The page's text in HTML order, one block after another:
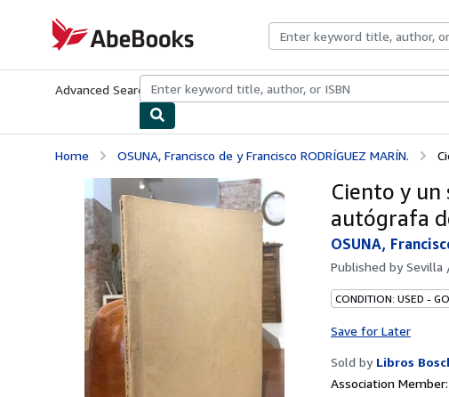
AbeBooks.com
Advanced Search Browse CollectionsRare BooksArt & Collectibles
Home OSUNA, Francisco de y Francisco RODRÍGUEZ MARÍN.
Ciento y un
autógrafa
OSUNA,
Published bySevilla
CONDITION: USED -
Save for Later
Sold by Libros
Association Member: